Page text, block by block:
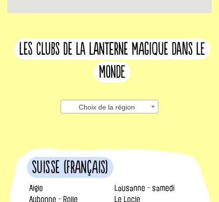
les clubs de la lanterne magique dans le
monde
Choix de la région
Suisse (français)
Aigle
Aubonne - Rolle
Lausanne - samedi
Le Locle